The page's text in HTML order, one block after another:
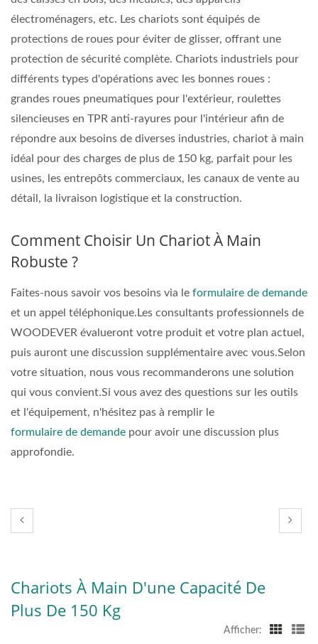
électroménagers, etc. Les chariots sont équipés de
protections de roues pour éviter de glisser, offrant une
protection de sécurité complète. Chariots industriels pour
différents types d'opérations avec les bonnes roues :
grandes roues pneumatiques pour l'extérieur, roulettes
silencieuses en TPR anti-rayures pour l'intérieur afin de
répondre aux besoins de diverses industries, chariot à main
idéal pour des charges de plus de 150 kg, parfait pour les
usines, les entrepôts commerciaux, les canaux de vente au
détail, la livraison logistique et la construction.
Comment Choisir Un Chariot À Main
Robuste ?
Faites-nous savoir vos besoins via le formulaire de demande
et un appel téléphonique.Les consultants professionnels de
WOODEVER évalueront votre produit et votre plan actuel,
puis auront une discussion supplémentaire avec vous.Selon
votre situation, nous vous recommanderons une solution
qui vous convient.Si vous avez des questions sur les outils
et l'équipement, n'hésitez pas à remplir le
formulaire de demande pour avoir une discussion plus
approfondie.
Chariots À Main D'une Capacité De
Plus De 150 Kg
Afficher: